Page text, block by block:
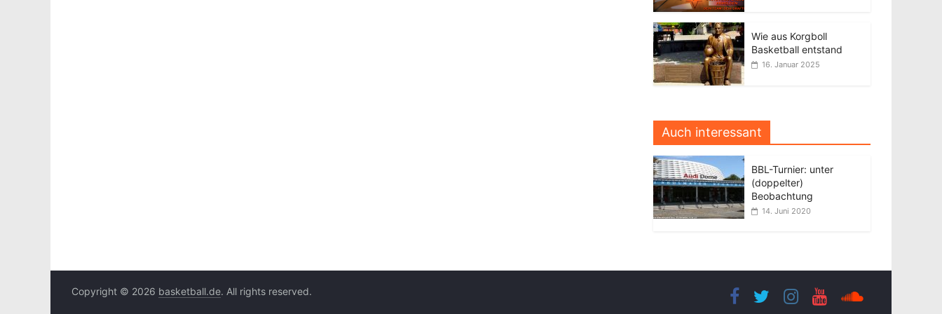
Wie aus Korgboll
Basketball entstand
16. Januar 2025
Auch interessant
BBL-Turnier: unter
(doppelter)
Beobachtung
14. Juni 2020
Copyright © 2026 basketball.de. All rights reserved.